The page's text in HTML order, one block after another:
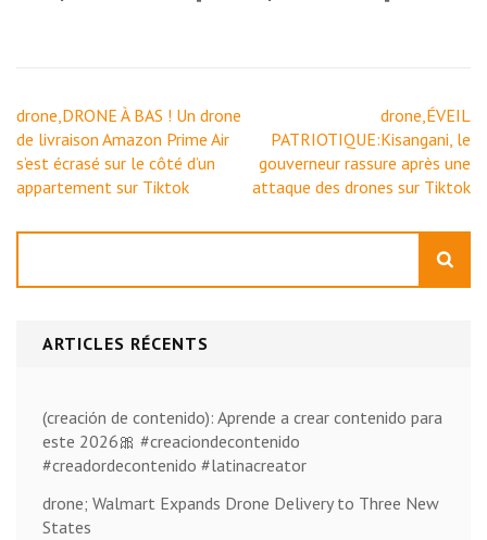
Navigation
de
l’article
drone,DRONE À BAS ! Un drone
de livraison Amazon Prime Air
s’est écrasé sur le côté d’un
appartement sur Tiktok
drone,ÉVEIL
PATRIOTIQUE:Kisangani, le
gouverneur rassure après une
attaque des drones sur Tiktok
ARTICLES RÉCENTS
(creación de contenido): Aprende a crear contenido para
este 2026🎀 #creaciondecontenido
#creadordecontenido #latinacreator
drone; Walmart Expands Drone Delivery to Three New
States